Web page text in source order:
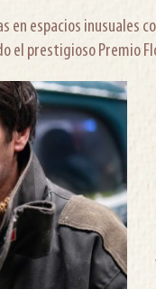
en espacios
el prestigioso Premio